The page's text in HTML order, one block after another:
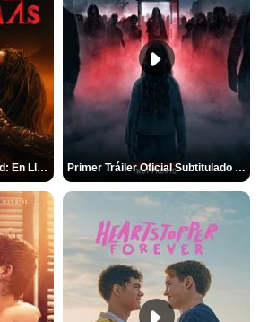
Tráiler oficial de 'Evil Dead: En Llamas' Primer Tráiler Oficial Subtitulado de 'La Noche Del Demonio: Están Entre Nosotros'